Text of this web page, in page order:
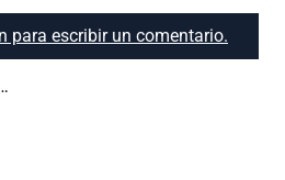
para escribir un comentario.